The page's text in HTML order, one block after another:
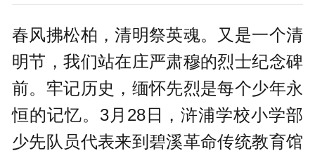
春风拂松柏，清明祭英魂。又是一个清
明节，我们站在庄严肃穆的烈士纪念碑
前。牢记历史，缅怀先烈是每个少年永
恒的记忆。3月28日，浒浦学校小学部
少先队员代表来到碧溪革命传统教育馆